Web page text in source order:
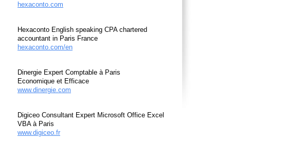
hexaconto.com
Hexaconto English speaking CPA chartered
accountant in Paris France
hexaconto.com/en
Dinergie Expert Comptable à Paris
Economique et Efficace
www.dinergie.com
Digiceo Consultant Expert Microsoft Office Excel
VBA à Paris
www.digiceo.fr